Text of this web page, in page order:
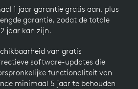
1 jaar garantie gratis aan, plus
garantie, zodat de totale
jaar kan zijn.
van gratis
software-updates die
functionaliteit van
minimaal 5 jaar te behouden